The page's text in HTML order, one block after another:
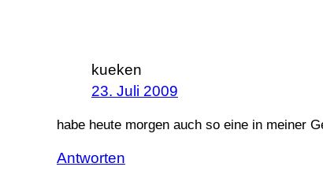
kueken
23. Juli 2009
habe heute morgen auch so eine in meiner
Antworten